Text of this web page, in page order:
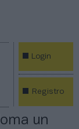
Login
Registro
un